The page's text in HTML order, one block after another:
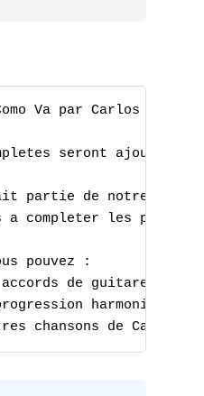
Va par Carlos Santana
seront ajoutees
partie de notre
a completer les
pouvez :
de guitare
harmonique
chansons de Carlos